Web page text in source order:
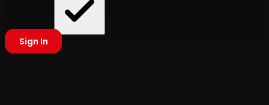
Sign In